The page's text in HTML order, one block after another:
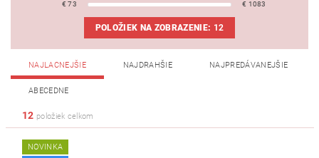
€73 € 1083
POLOŽIEK NA ZOBRAZENIE: 12
NAJLACNEJŠIE NAJDRAHŠIE NAJPREDÁVANEJŠIE
ABECEDNE
12 položiek celkom
NOVINKA